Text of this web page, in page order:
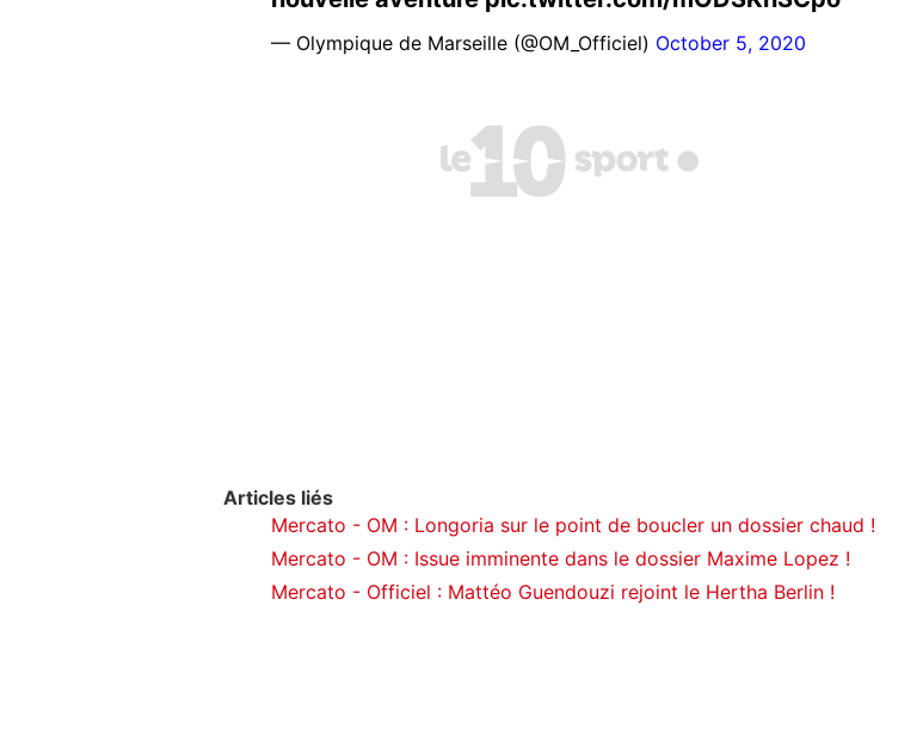
— Olympique de Marseille (@OM_Officiel) October 5, 2020
Articles liés
Mercato - OM : Longoria sur le point de boucler un dossier chaud !
Mercato - OM : Issue imminente dans le dossier Maxime Lopez !
Mercato - Officiel : Mattéo Guendouzi rejoint le Hertha Berlin !